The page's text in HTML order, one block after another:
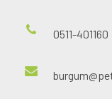
0511-401160